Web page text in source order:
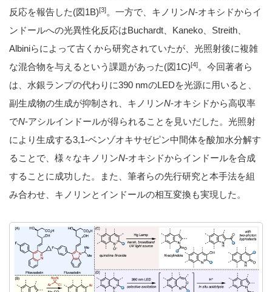
反応を報告した(図1B)[3]。一方で、キノリンN-オキシドからイ
ンドールへの光異性化反応はBuchardt、Kaneko、Streith、
Albiniらによって古くから研究されていたが、光照射後に複雑
な混合物を与えるという課題があった(図1C)[4]。今回著者ら
は、水銀ランプの代わりに390 nmのLEDを光源に用いると、
副生成物の生成が抑制され、キノリンN-オキシドから高収率
でN-アシルインドールが得られることを見いだした。光照射
により生成する3,1-ベンゾオキサゼピン中間体を酸加水分解す
ることで、様々なキノリンN-オキシドからインドールを合成
することに成功した。また、筆者らの先行研究と本手法を組
み合わせ、キノリンとインドールの相互変換も実現した。